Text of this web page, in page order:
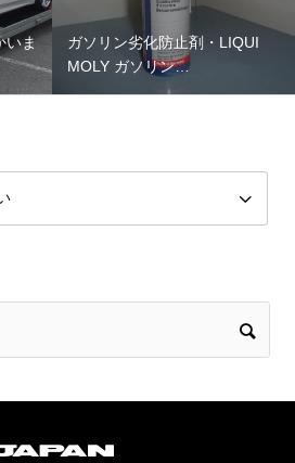
いま
ガソリン劣化防止剤・LIQUI
MOLY ガソリン…